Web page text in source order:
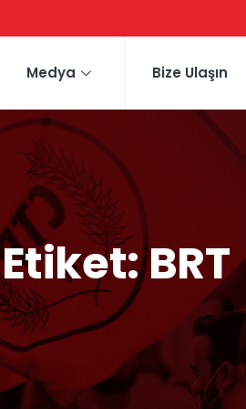
Medya Bize Ulaşın
Etiket:BRT